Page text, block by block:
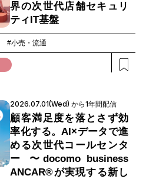
界の次世代店舗セキュリ
ティIT基盤
#小売・流通
2026.07.01(Wed) から1年間配信
顧客満足度を落とさず効
率化する。AI×データで進
める次世代コールセンタ
ー 〜docomo business
ANCAR®が実現する新し